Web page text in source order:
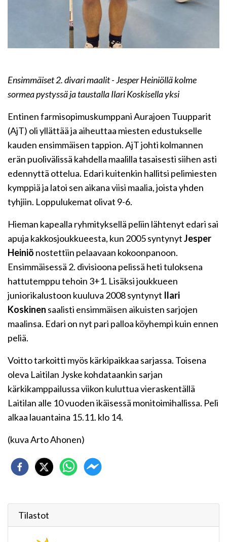
Ensimmäiset 2. divari maalit - Jesper Heiniöllä kolme
sormea pystyssä ja taustalla Ilari Koskisella yksi
Entinen farmisopimuskumppani Aurajoen Tuupparit
(AjT) oli yllättää ja aiheuttaa miesten edustukselle
kauden ensimmäisen tappion. AjT johti kolmannen
erän puolivälissä kahdella maalilla tasaisesti siihen asti
edennyttä ottelua. Edari kuitenkin hallitsi pelimiesten
kymppiä ja latoi sen aikana viisi maalia, joista yhden
tyhjiin. Loppulukemat olivat 9-6.
Hieman kapealla ryhmityksellä peliin lähtenyt edari sai
apuja kakkosjoukkueesta, kun 2005 syntynytJesper
Heiniö nostettiin pelaavaan kokoonpanoon.
Ensimmäisessä 2. divisioona pelissä heti tuloksena
hattutemppu tehoin 3+1. Lisäksi joukkueen
juniorikalustoon kuuluva 2008 syntynyt Ilari
Koskinen saalisti ensimmäisen aikuisten sarjojen
maalinsa. Edari on nyt pari palloa köyhempi kuin ennen
peliä.
Voitto tarkoitti myös kärkipaikkaa sarjassa. Toisena
oleva Laitilan Jyske kohdataankin sarjan
kärkikamppailussa viikon kuluttua vieraskentällä
Laitilan alle 10 vuoden ikäisessä monitoimihallissa. Peli
alkaa lauantaina 15.11. klo 14.
(kuva Arto Ahonen)
Tilastot